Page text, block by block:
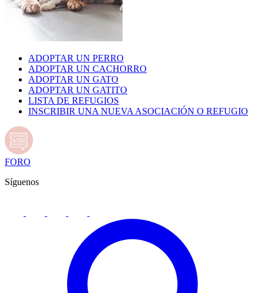
ADOPTAR UN PERRO
ADOPTAR UN CACHORRO
ADOPTAR UN GATO
ADOPTAR UN GATITO
LISTA DE REFUGIOS
INSCRIBIR UNA NUEVA ASOCIACIÓN O REFUGIO
FORO
Síguenos